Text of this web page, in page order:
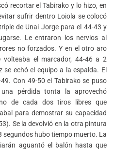
recortar el Tabirako y lo hizo, en
sufrir dentro Loiola se colocó
de Unai Jorge para el 44-43 y
Le entraron los nervios al
no forzados. Y en el otro aro
el marcador, 44-46 a 2
echó el equipo a la espalda. El
Con 49-50 el Tabirako se puso
pérdida tonta la aprovechó
de cada dos tiros libres que
para demostrar su capacidad
Se la devolvió en la otra pintura
segundos hubo tiempo muerto. La
aguantó el balón hasta que